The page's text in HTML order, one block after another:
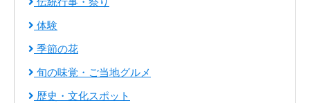
体験
季節の花
旬の味覚・ご当地グルメ
歴史・文化スポット